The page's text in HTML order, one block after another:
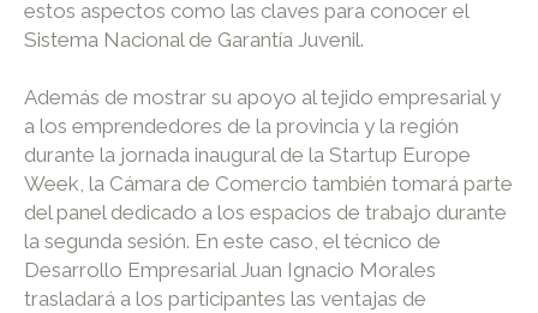
estos aspectos como las claves para conocer el
Sistema Nacional de Garantía Juvenil.
Además de mostrar su apoyo al tejido empresarial y
a los emprendedores de la provincia y la región
durante la jornada inaugural de la Startup Europe
Week, la Cámara de Comercio también tomará parte
del panel dedicado a los espacios de trabajo durante
la segunda sesión. En este caso, el técnico de
Desarrollo Empresarial Juan Ignacio Morales
trasladará a los participantes las ventajas de